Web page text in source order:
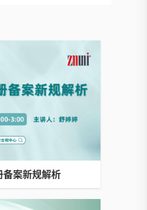
备案新规解析